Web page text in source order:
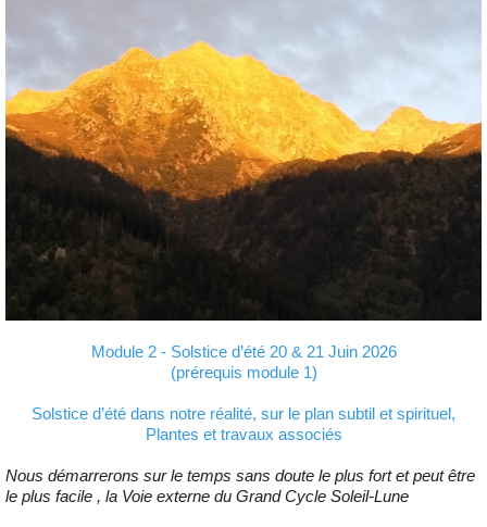
Module 2 - Solstice d’été 20 & 21 Juin 2026
(prérequis module 1)
Solstice d’été dans notre réalité, sur le plan subtil et spirituel,
Plantes et travaux associés
Nous démarrerons sur le temps sans doute le plus fort et peut être
le plus facile , la Voie externe du Grand Cycle Soleil-Lune